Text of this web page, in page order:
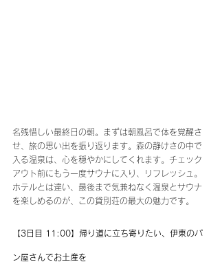
名残惜しい最終日の朝。まずは朝風呂で体を覚醒さ
せ、旅の思い出を振り返ります。森の静けさの中で
入る温泉は、心を穏やかにしてくれます。チェック
アウト前にもう一度サウナに入り、リフレッシュ。
ホテルとは違い、最後まで気兼ねなく温泉とサウナ
を楽しめるのが、この貸別荘の最大の魅力です。
【3日目 11:00】帰り道に立ち寄りたい、伊東のパ
ン屋さんでお土産を